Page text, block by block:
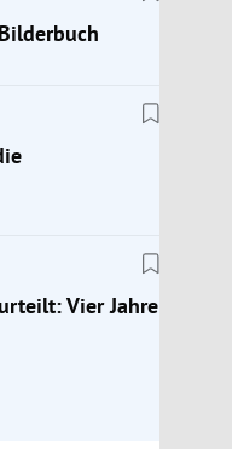
Vier Jahre